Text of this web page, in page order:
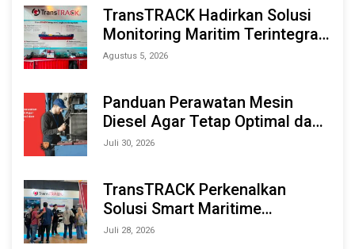
TransTRACK Hadirkan Solusi
Monitoring Maritim Terintegrasi
Berbasis AI & IoT di Indonesia
Agustus 5, 2026
Panduan Perawatan Mesin
Diesel Agar Tetap Optimal dan
Tahan Lama
Juli 30, 2026
TransTRACK Perkenalkan
Solusi Smart Maritime
Monitoring Berbasis AI dan IoT
Juli 28, 2026